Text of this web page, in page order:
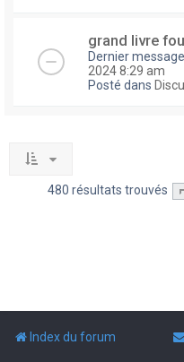
grand livre
Dernier
2024 8:29 am
Posté dans
480 résultats trouvés
Index du forum